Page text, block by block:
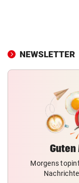
NEWSLETTER
Guten
Morgens